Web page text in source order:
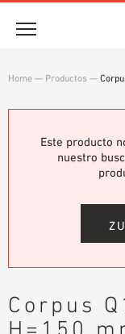
EMPLAZAMIENTOS
Productos
RESUMEN DE PRODUCTOS
BÚSQUEDA GUIADA
Soluciones
ÁREAS DE UTILIZACIÓN
TEXTOS SOBRE
DESCARGAS
Home — Productos —
Este producto
nuestro
Corpus
H=150